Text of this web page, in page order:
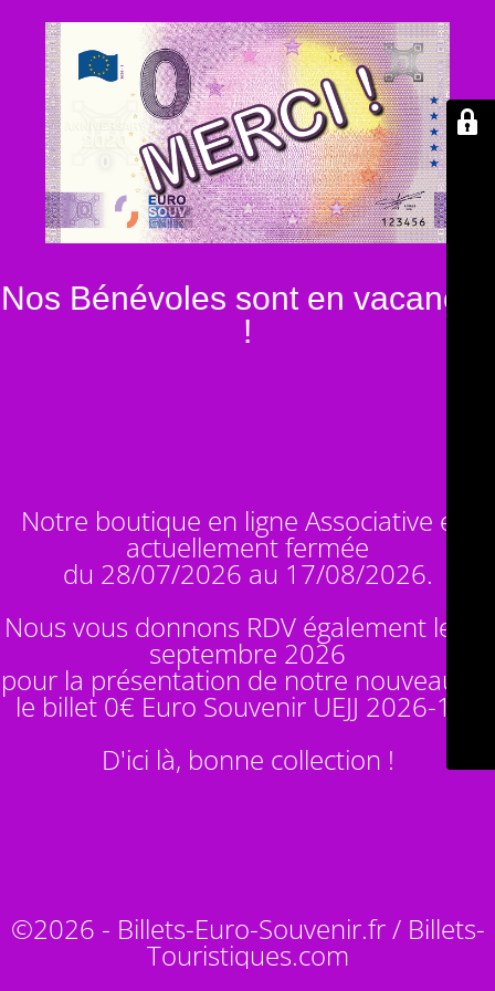
Nos Bénévoles sont en vacances
!
Notre boutique en ligne Associative est
actuellement fermée
du 28/07/2026 au 17/08/2026.
Nous vous donnons RDV également le 14
septembre 2026
pour la présentation de notre nouveauté :
le billet 0€ Euro Souvenir UEJJ 2026-10
D'ici là, bonne collection !
©2026 - Billets-Euro-Souvenir.fr / Billets-
Touristiques.com